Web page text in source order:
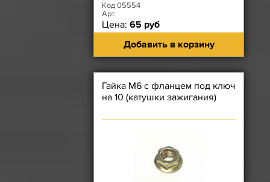
Код 05554
Арт.
Цена: 65 руб
Добавить в корзину
Гайка М6 с фланцем под ключ
на 10 (катушки зажигания)